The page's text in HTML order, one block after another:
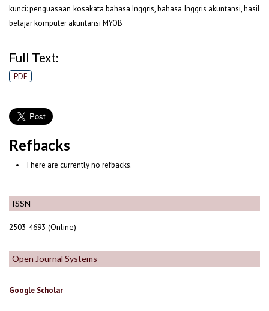
ISSN
2503-4693 (Online)
Open Journal Systems
Google Scholar
kunci: penguasaan kosakata bahasa Inggris, bahasa Inggris akuntansi, hasil
belajar komputer akuntansi MYOB
Full Text:
PDF
Refbacks
There are currently no refbacks.